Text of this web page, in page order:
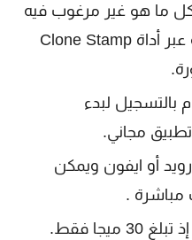
ما هو غير مرغوب فيه
من الصورة بطريقة سلسة عبر أداة Clone Stamp
بالتسجيل لبدء
تطبيق مجاني.
أو ايفون ويمكن
مباشرة .
فقط.